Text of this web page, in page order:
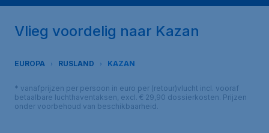
Vlieg voordelig naar Kazan
EUROPA RUSLAND KAZAN
* vanafprijzen per persoon in euro per (retour)vlucht incl. vooraf
betaalbare luchthaventaksen, excl. € 29,90 dossierkosten. Prijzen
onder voorbehoud van beschikbaarheid.